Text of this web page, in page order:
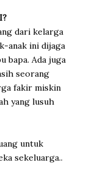
dari kelarga
anak ini dijaga
bapa. Ada juga
seorang
fakir miskin
yang lusuh
untuk
sekeluarga..